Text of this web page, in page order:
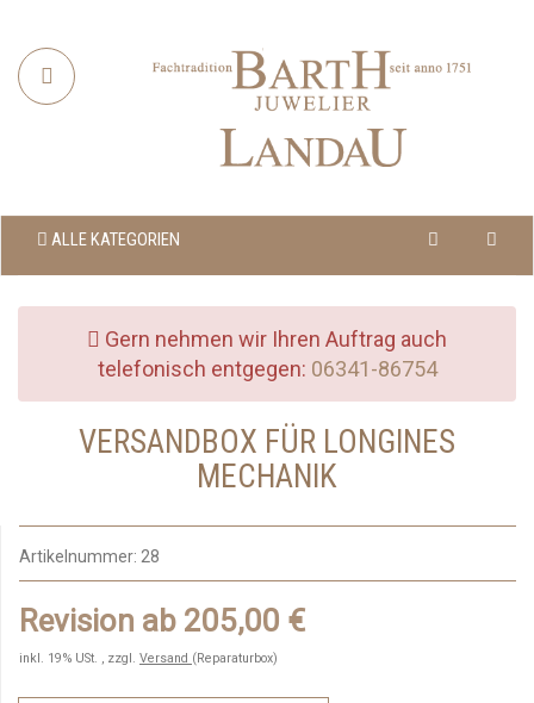
ALLE KATEGORIEN
Gern nehmen wir Ihren Auftrag auch
telefonisch entgegen: 06341-86754
VERSANDBOX FÜR LONGINES
MECHANIK
Artikelnummer: 28
Revision ab 205,00 €
inkl. 19% USt. , zzgl. Versand (Reparaturbox)